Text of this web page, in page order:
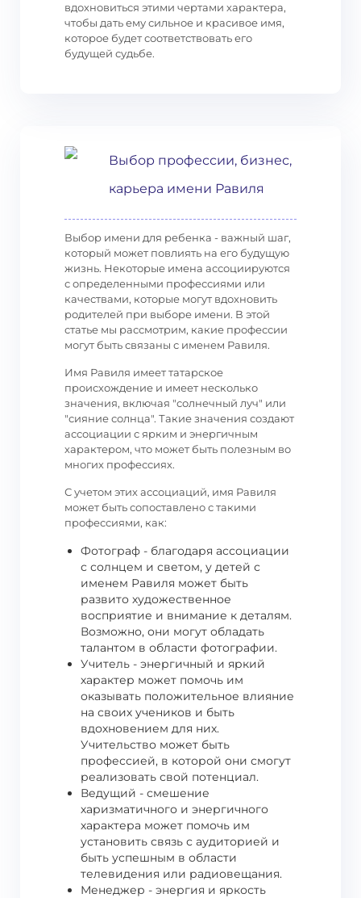
вдохновиться этими чертами характера,
чтобы дать ему сильное и красивое имя,
которое будет соответствовать его
будущей судьбе.
Выбор профессии, бизнес,
карьера имени Равиля
Выбор имени для ребенка - важный шаг,
который может повлиять на его будущую
жизнь. Некоторые имена ассоциируются
с определенными профессиями или
качествами, которые могут вдохновить
родителей при выборе имени. В этой
статье мы рассмотрим, какие профессии
могут быть связаны с именем Равиля.
Имя Равиля имеет татарское
происхождение и имеет несколько
значения, включая "солнечный луч" или
"сияние солнца". Такие значения создают
ассоциации с ярким и энергичным
характером, что может быть полезным во
многих профессиях.
С учетом этих ассоциаций, имя Равиля
может быть сопоставлено с такими
профессиями, как:
Фотограф - благодаря ассоциации
с солнцем и светом, у детей с
именем Равиля может быть
развито художественное
восприятие и внимание к деталям.
Возможно, они могут обладать
талантом в области фотографии.
Учитель - энергичный и яркий
характер может помочь им
оказывать положительное влияние
на своих учеников и быть
вдохновением для них.
Учительство может быть
профессией, в которой они смогут
реализовать свой потенциал.
Ведущий - смешение
харизматичного и энергичного
характера может помочь им
установить связь с аудиторией и
быть успешным в области
телевидения или радиовещания.
Менеджер - энергия и яркость